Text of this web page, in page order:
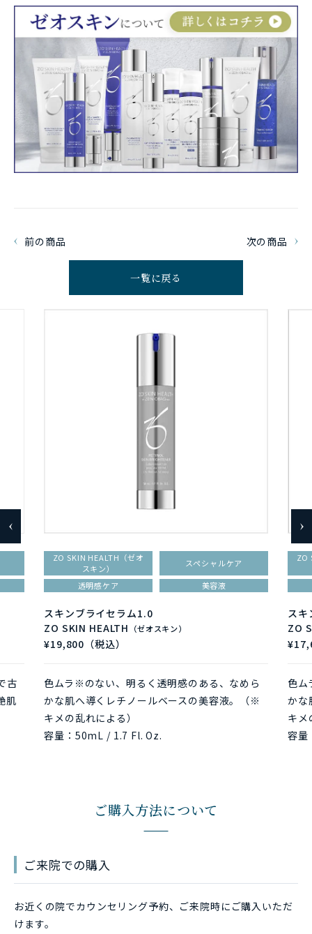
前の商品 次の商品
一覧に戻る
古
肌
ZO SKIN HEALTH（ゼオ
スキン）
スペシャルケア
透明感ケア
美容液
スキンブライセラム1.0
ZO SKIN HEALTH
（ゼオスキン）
¥19,800（税込）
色ムラ※のない、明るく透明感のある、なめら
かな肌へ導くレチノールベースの美容液。（※
キメの乱れによる）
容量：50mL / 1.7 Fl. Oz.
ZO
ス
ZO
色ム
かな
キメ
容
ご購入方法について
ご来院での購入
お近くの院でカウンセリング予約、ご来院時にご購入いただ
けます。